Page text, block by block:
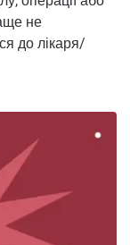
не
до лікаря/